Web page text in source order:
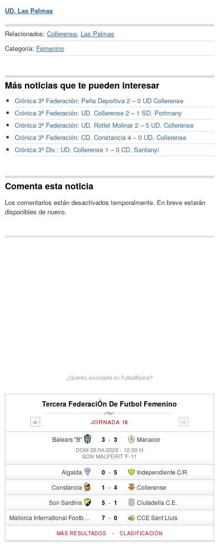
UD. Las Palmas
Relacionados: Collerense, Las Palmas
Categoría: Femenino
Más noticias que te pueden interesar
Crónica 3ª Federación: Peña Deportiva 2 – 0 UD Collerense
Crónica 3ª Federación: UD. Collerense 2 – 1 SD. Portmany
Crónica 3ª Federación: UD. Rotlet Molinar 2 – 5 UD. Collerense
Crónica 3ª Federación: CD. Constancia 4 – 0 UD. Collerense
Crónica 3ª Div.: UD. Collerense 1 – 0 CD. Santanyi
Comenta esta noticia
Los comentarios están desactivados temporalmente. En breve estarán
disponibles de nuevo.
¿Quieres anunciarte en FutbolBalear?
Tercera FederaciÓn De Futbol Femenino
« »
JORNADA 18
Balears "B" 3 - Manacor
3
DOM 26/04/2026 - 12:00 H
SON MALFERIT F-11
Algaida 0 - Independiente C/R
5
Constancia 1 - Collerense
4
Son Sardina 5 - Ciutadella C.E.
1
Mallorca International Football Club del S.p. 7 - CCE Sant Lluis
0
MÁS RESULTADOS -CLASIFICACIÓN